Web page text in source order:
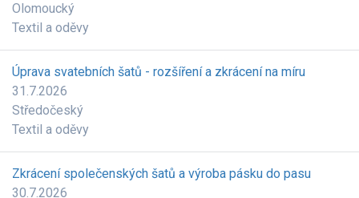
Olomoucký
Textil a oděvy
Úprava svatebních šatů - rozšíření a zkrácení na míru
31.7.2026
Středočeský
Textil a oděvy
Zkrácení společenských šatů a výroba pásku do pasu
30.7.2026